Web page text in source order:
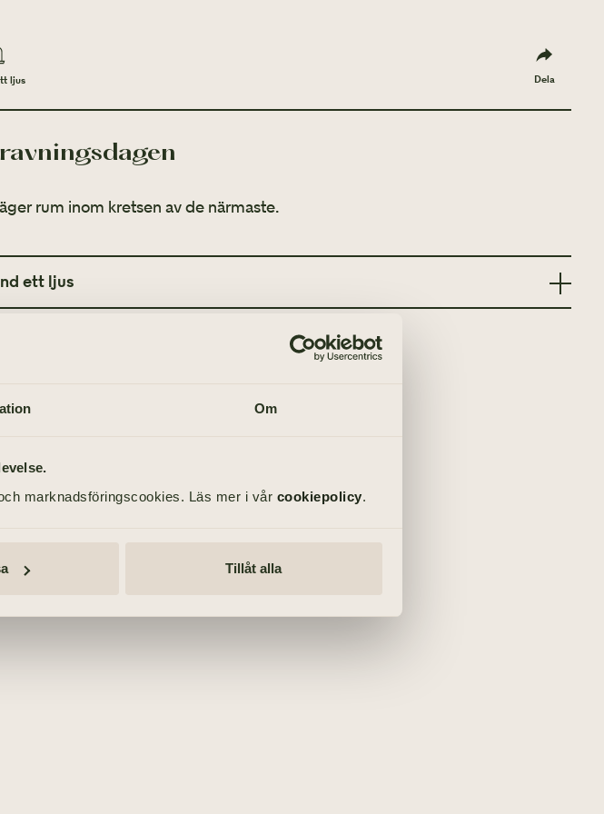
Om
marknadsföringscookies. Läs mer i vår cookiepolicy.
Tillåt alla
ljus Dela
rum inom kretsen av de närmaste.
ett ljus